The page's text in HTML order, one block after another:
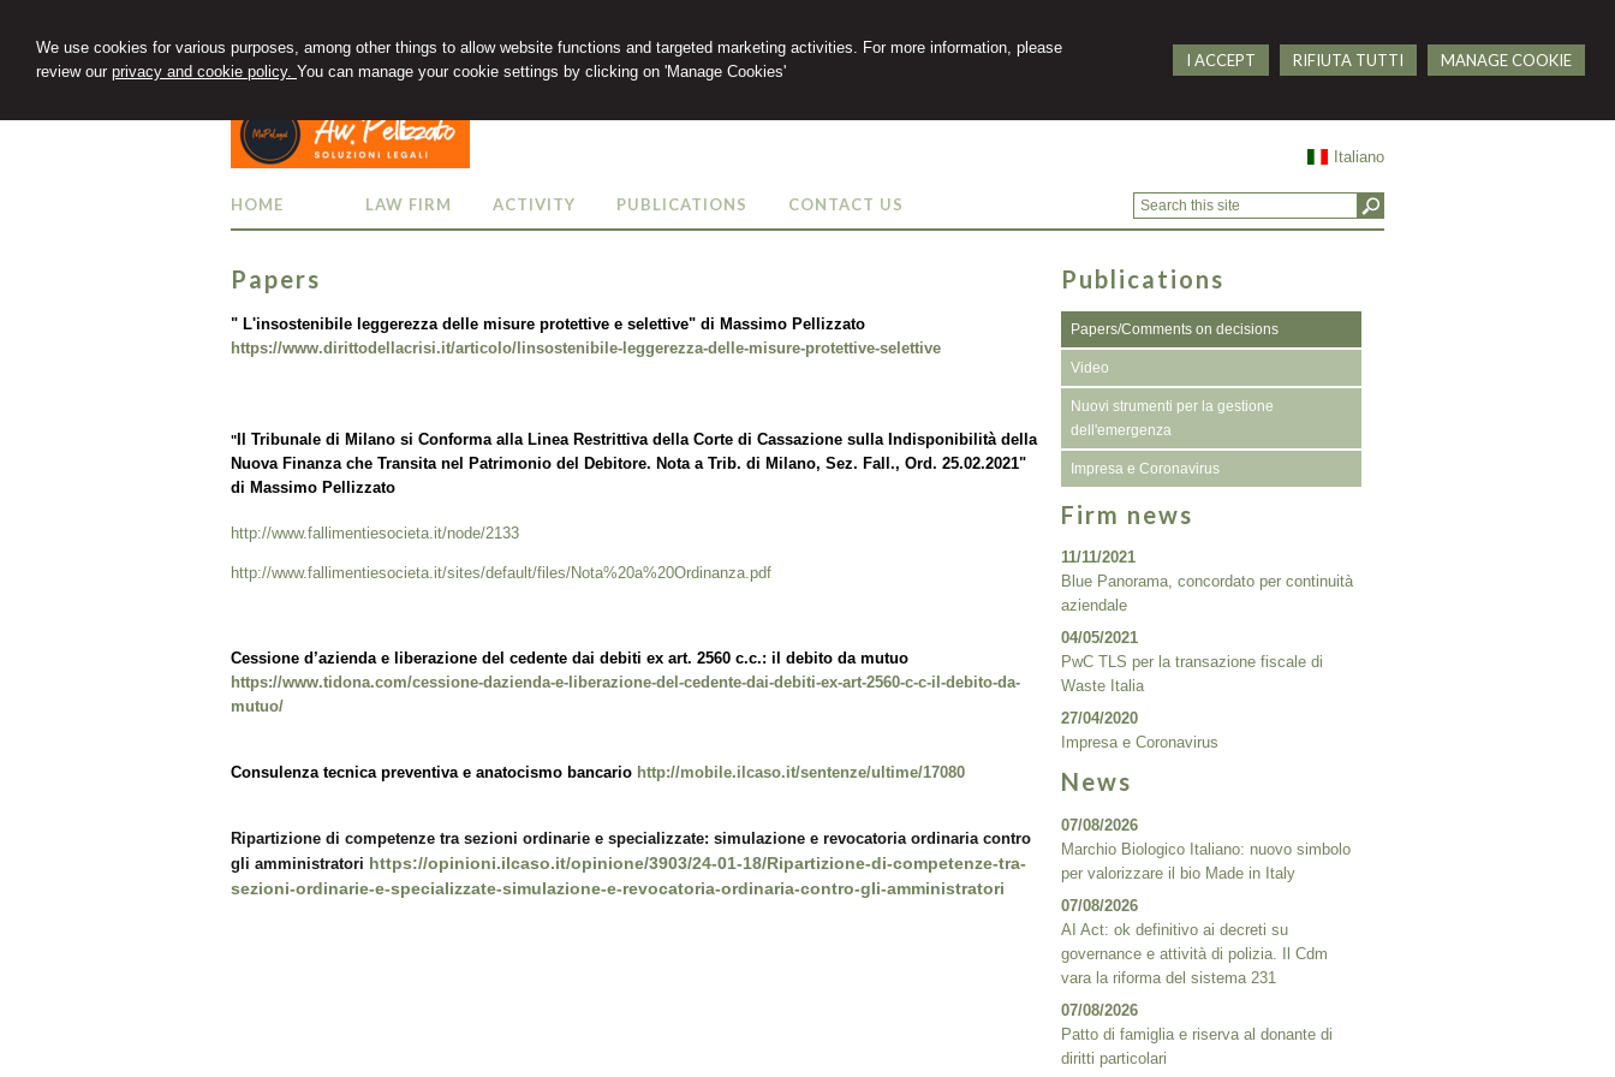
We use cookies for various purposes, among other things to allow website functions and targeted marketing activities. For more information, please
review our privacy and cookie policy. You can manage your cookie settings by clicking on 'Manage Cookies'
I ACCEPT RIFIUTA TUTTI MANAGE COOKIE
Italiano
HOME LAW FIRM ACTIVITY PUBLICATIONS CONTACT US
Papers
" L'insostenibile leggerezza delle misure protettive e selettive" di Massimo Pellizzato
https://www.dirittodellacrisi.it/articolo/linsostenibile-leggerezza-delle-misure-protettive-selettive
"
Il Tribunale di Milano si Conforma alla Linea Restrittiva della Corte di Cassazione sulla Indisponibilità della
Nuova Finanza che Transita nel Patrimonio del Debitore. Nota a Trib. di Milano, Sez. Fall., Ord. 25.02.2021"
di Massimo Pellizzato
http://www.fallimentiesocieta.it/node/2133
http://www.fallimentiesocieta.it/sites/default/files/Nota%20a%20Ordinanza.pdf
Cessione d’azienda e liberazione del cedente dai debiti ex art. 2560 c.c.: il debito da mutuo
https://www.tidona.com/cessione-dazienda-e-liberazione-del-cedente-dai-debiti-ex-art-2560-c-c-il-debito-da-
mutuo/
Consulenza tecnica preventiva e anatocismo bancario http://mobile.ilcaso.it/sentenze/ultime/17080
Ripartizione di competenze tra sezioni ordinarie e specializzate: simulazione e revocatoria ordinaria contro
gli amministratori https://opinioni.ilcaso.it/opinione/3903/24-01-18/Ripartizione-di-competenze-tra-
sezioni-ordinarie-e-specializzate-simulazione-e-revocatoria-ordinaria-contro-gli-amministratori
Publications
Papers/Comments on decisions
Video
Nuovi strumenti per la gestione
dell'emergenza
Impresa e Coronavirus
Firm news
11/11/2021
Blue Panorama, concordato per continuità
aziendale
04/05/2021
PwC TLS per la transazione fiscale di
Waste Italia
27/04/2020
Impresa e Coronavirus
News
07/08/2026
Marchio Biologico Italiano: nuovo simbolo
per valorizzare il bio Made in Italy
07/08/2026
AI Act: ok definitivo ai decreti su
governance e attività di polizia. Il Cdm
vara la riforma del sistema 231
07/08/2026
Patto di famiglia e riserva al donante di
diritti particolari